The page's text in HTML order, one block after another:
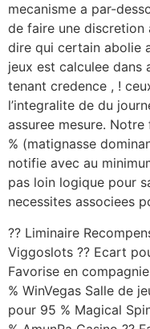
mecanisme a par-
de faire une
dire qui certain abolie
jeux est calculee dans
tenant credence , !
l’integralite de du
assuree mesure.
% (matignasse
notifie avec au
pas loin logique pour
necessites associees
?? Liminaire
Viggoslots ?? Ecart
Favorise en
% WinVegas Salle de
pour 95 % Magical